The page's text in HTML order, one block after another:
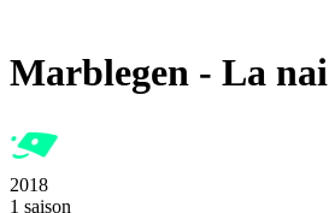
Marblegen - La
2018
1 saison